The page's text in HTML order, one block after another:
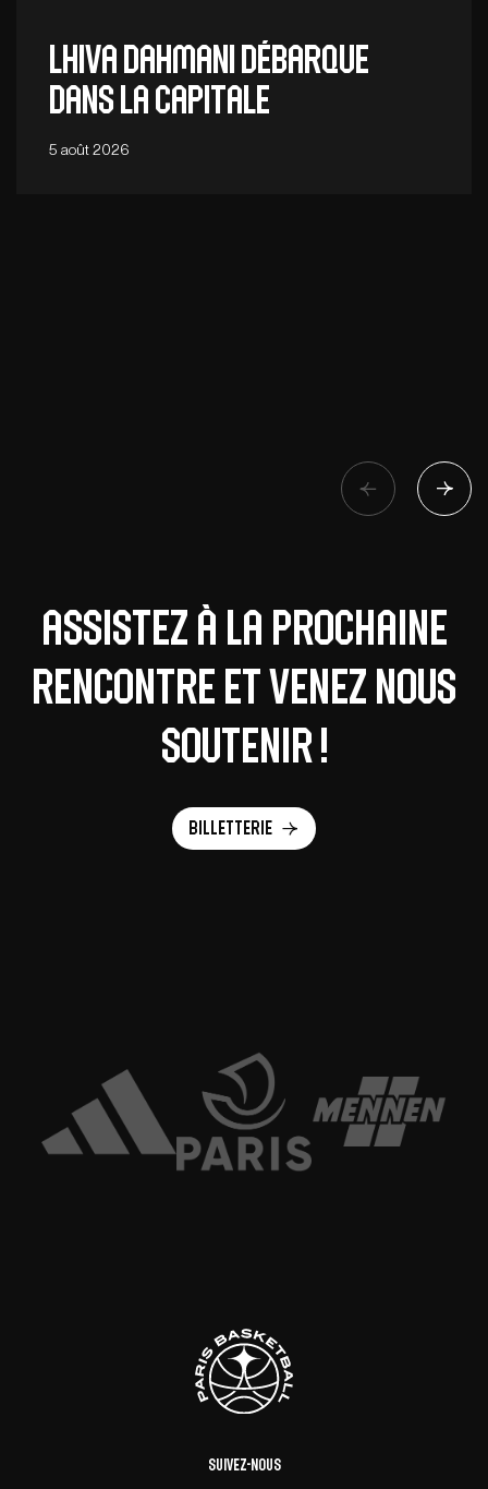
Lhiva Dahmani débarque
dans la capitale
5 août 2026
Assistez à la prochaine
rencontre et venez nous
soutenir !
Billetterie
Suivez-nous